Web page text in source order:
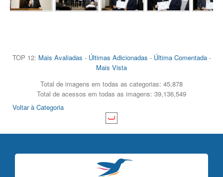
TOP 12: Mais Avaliadas - Últimas Adicionadas - Última Comentada-
Mais Vista
Total de imagens em todas as categorias: 45,878
Total de acessos em todas as imagens: 39,136,549
Voltar à Categoria